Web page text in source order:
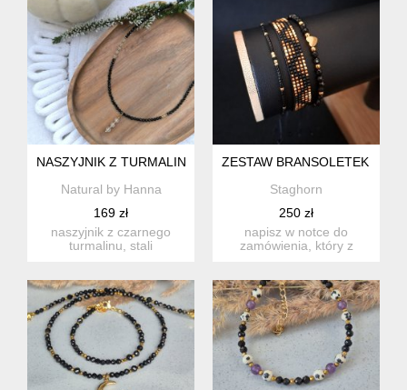
NASZYJNIK Z TURMALINU I CYTRYNU
Natural by Hanna
169 zł
naszyjnik z czarnego
turmalinu, stali
ZESTAW BRANSOLETEK
Staghorn
250 zł
napisz w notce do
zamówienia, który z